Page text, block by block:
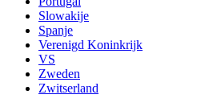
Slowakije
Spanje
Verenigd Koninkrijk
VS
Zweden
Zwitserland